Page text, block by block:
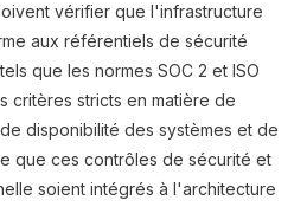
vérifier que l'infrastructure
aux référentiels de sécurité
que les normes SOC 2 et ISO
critères stricts en matière de
disponibilité des systèmes et de
que ces contrôles de sécurité et
soient intégrés à l'architecture